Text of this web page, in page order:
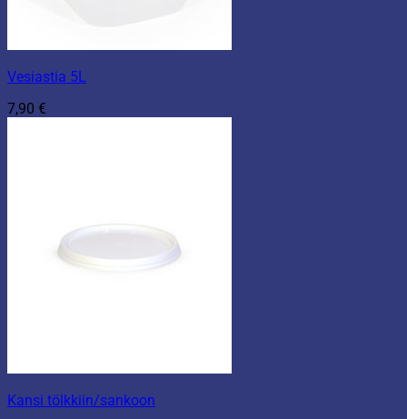
Vesiastia 5L
7,90 €
Kansi tölkkiin/sankoon